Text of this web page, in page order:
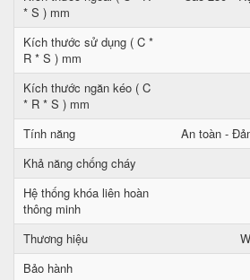
* S ) mm
Kích thước sử dụng ( C *
R * S ) mm
Kích thước ngăn kéo ( C
* R * S ) mm
Tính năng
An toàn -
Khả năng chống cháy
Hệ thống khóa liên hoàn
thông minh
Thương hiệu
Bảo hành